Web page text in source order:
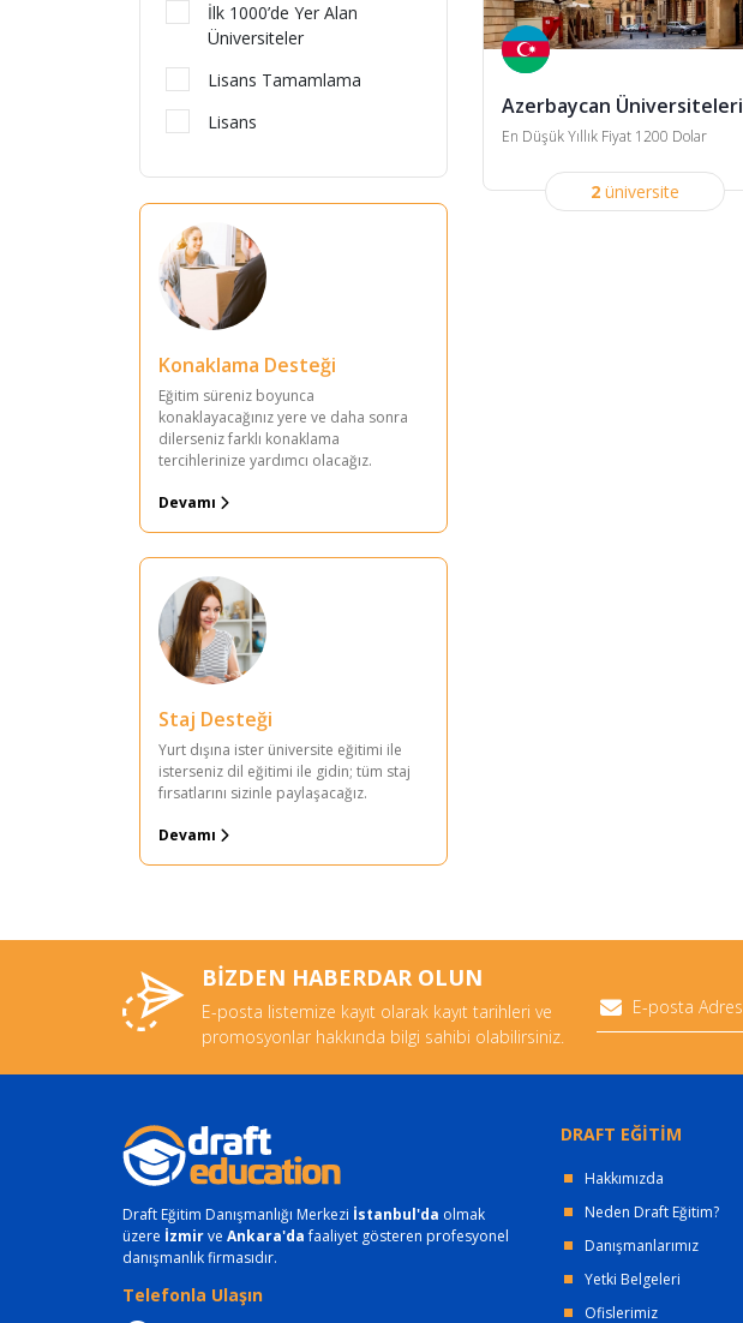
İlk 1000’de Yer Alan
Üniversiteler
Lisans Tamamlama
Lisans
Konaklama Desteği
Eğitim süreniz boyunca
konaklayacağınız yere ve daha sonra
dilerseniz farklı konaklama
tercihlerinize yardımcı olacağız.
Devamı
Staj Desteği
Yurt dışına ister üniversite eğitimi ile
isterseniz dil eğitimi ile gidin; tüm staj
fırsatlarını sizinle paylaşacağız.
Devamı
Azerbaycan Üniversiteleri
En Düşük Yıllık Fiyat 1200 Dolar
2 üniversite
BİZDEN HABERDAR OLUN
E-posta listemize kayıt olarak kayıt tarihleri ve
promosyonlar hakkında bilgi sahibi olabilirsiniz.
Draft Eğitim Danışmanlığı Merkezi İstanbul'da olmak
üzere İzmirve Ankara'dafaaliyet gösteren profesyonel
danışmanlık firmasıdır.
Telefonla Ulaşın
DRAFT EĞİTİM
Hakkımızda
Neden Draft Eğitim?
Danışmanlarımız
Yetki Belgeleri
Ofislerimiz